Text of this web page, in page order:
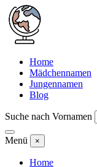
Home
Mädchennamen
Jungennamen
Blog
Suche nach Vornamen
Menü ×
Home